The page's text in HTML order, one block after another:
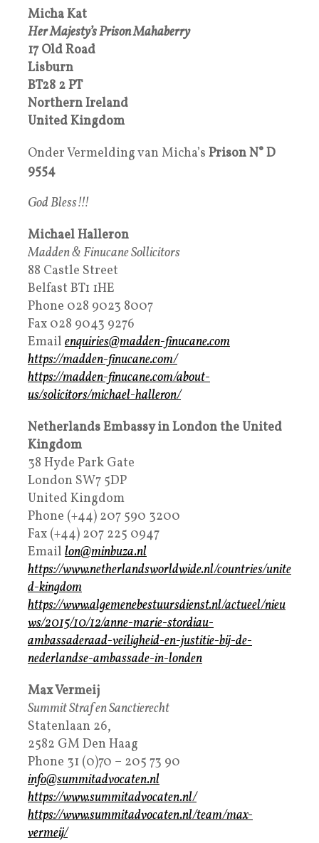
Micha Kat
Her Majesty’s Prison Mahaberry
17 Old Road
Lisburn
BT28 2 PT
Northern Ireland
United Kingdom
Onder Vermelding van Micha’s Prison N°D
9554
God Bless!!!
Michael Halleron
Madden & Finucane Sollicitors
88 Castle Street
Belfast BT1 1HE
Phone 028 9023 8007
Fax 028 9043 9276
Email enquiries@madden-finucane.com
https://madden-finucane.com/
https://madden-finucane.com/about-
us/solicitors/michael-halleron/
Netherlands Embassy in London the United
Kingdom
38 Hyde Park Gate
London SW7 5DP
United Kingdom
Phone (+44) 207 590 3200
Fax (+44) 207 225 0947
Email lon@minbuza.nl
https://www.netherlandsworldwide.nl/countries/unite
d-kingdom
https://www.algemenebestuursdienst.nl/actueel/nieu
ws/2015/10/12/anne-marie-stordiau-
ambassaderaad-veiligheid-en-justitie-bij-de-
nederlandse-ambassade-in-londen
Max Vermeij
Summit Straf en Sanctierecht
Statenlaan 26,
2582 GM Den Haag
Phone 31 (0)70 – 205 73 90
info@summitadvocaten.nl
https://www.summitadvocaten.nl/
https://www.summitadvocaten.nl/team/max-
vermeij/